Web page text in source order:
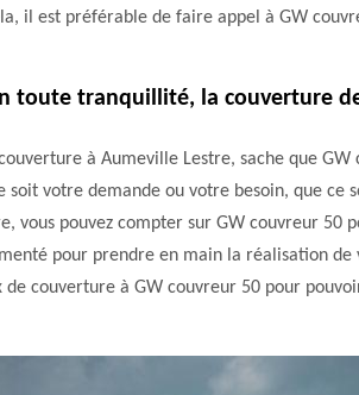
il est préférable de faire appel à GW
toute tranquillité, la couverture
à Aumeville Lestre, sache que GW
votre demande ou votre besoin, que ce
pouvez compter sur GW couvreur 50
pour prendre en main la réalisation de
couverture à GW couvreur 50 pour